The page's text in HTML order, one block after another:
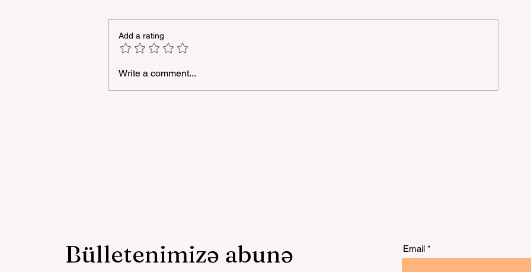
“Milli Proqram” çərçivəsində
Azərbaycan dilində təlimlərin
Add a rating
Write a comment...
Bülletenimizə abunə
Email